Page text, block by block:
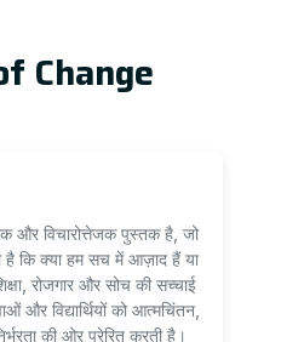
Change
और विचारोत्तेजक पुस्तक है, जो
कि क्या हम सच में आज़ाद हैं या
रोजगार और सोच की सच्चाई
और विद्यार्थियों को आत्मचिंतन,
की ओर प्रेरित करती है।